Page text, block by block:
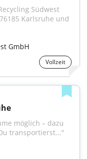
Südwest
Karlsruhe und
GmbH
Vollzeit
möglich – dazu
transportierst..."